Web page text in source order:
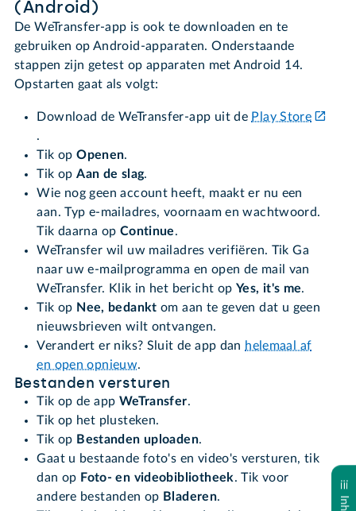
(Android)
De WeTransfer-app is ook te downloaden en te
gebruiken op Android-apparaten. Onderstaande
stappen zijn getest op apparaten met Android 14.
Opstarten gaat als volgt:
Download de WeTransfer-app uit de Play Store
.
Tik opOpenen.
Tik opAan de slag.
Wie nog geen account heeft, maakt er nu een
aan. Typ e-mailadres, voornaam en wachtwoord.
Tik daarna op Continue.
WeTransfer wil uw mailadres verifiëren. Tik Ga
naar uw e-mailprogramma en open de mail van
WeTransfer. Klik in het bericht op Yes, it's me.
Tik op Nee, bedankt om aan te geven dat u geen
nieuwsbrieven wilt ontvangen.
Verandert er niks? Sluit de app dan helemaal af
en open opnieuw.
Bestanden versturen
Tik op de app WeTransfer.
Tik op het plusteken.
Tik op Bestanden uploaden.
Gaat u bestaande foto's en video's versturen, tik
dan op Foto- en videobibliotheek. Tik voor
andere bestanden op Bladeren.